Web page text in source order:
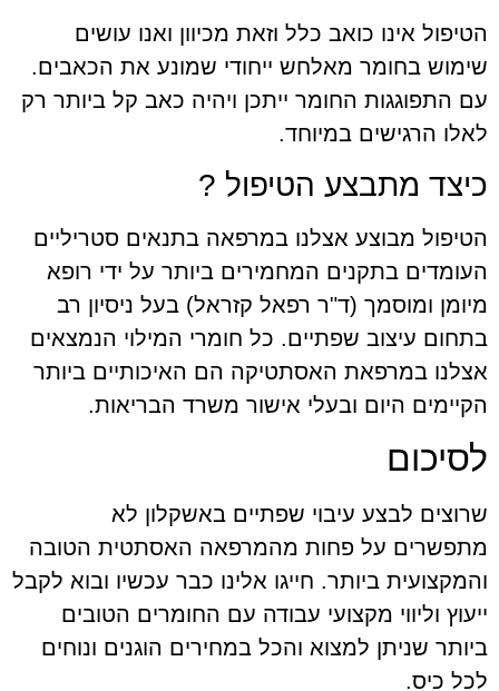
הטיפול אינו כואב כלל וזאת מכיוון ואנו עושים
שימוש בחומר מאלחש ייחודי שמונע את הכאבים.
עם התפוגגות החומר ייתכן ויהיה כאב קל ביותר רק
לאלו הרגישים במיוחד.
כיצד מתבצע הטיפול ?
הטיפול מבוצע אצלנו במרפאה בתנאים סטריליים
העומדים בתקנים המחמירים ביותר על ידי רופא
מיומן ומוסמך (ד"ר רפאל קזראל) בעל ניסיון רב
בתחום עיצוב שפתיים. כל חומרי המילוי הנמצאים
אצלנו במרפאת האסתטיקה הם האיכותיים ביותר
הקיימים היום ובעלי אישור משרד הבריאות.
לסיכום
שרוצים לבצע עיבוי שפתיים באשקלון לא
מתפשרים על פחות מהמרפאה האסתטית הטובה
והמקצועית ביותר. חייגו אלינו כבר עכשיו ובוא לקבל
ייעוץ וליווי מקצועי עבודה עם החומרים הטובים
ביותר שניתן למצוא והכל במחירים הוגנים ונוחים
לכל כיס.